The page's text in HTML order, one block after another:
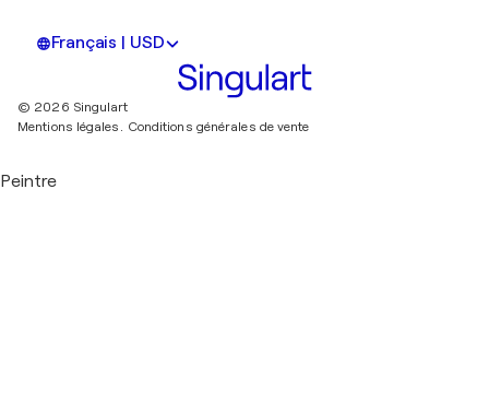
Français | USD
© 2026 Singulart
Mentions légales. Conditions générales de vente
Peintre